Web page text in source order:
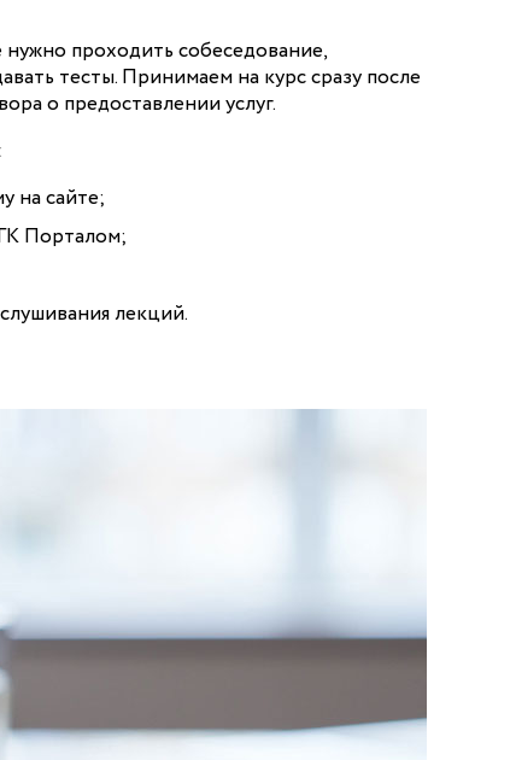
проходить собеседование,
тесты. Принимаем на курс сразу после
о предоставлении услуг.
на сайте;
Порталом;
лекций.